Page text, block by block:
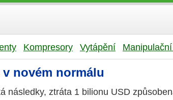
Kompresory Vytápění
novém normálu
následky, ztráta 1 bilionu USD